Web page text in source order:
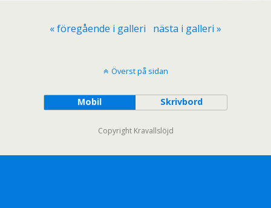
« föregående i galleri nästa i galleri »
Överst på sidan
Mobil Skrivbord
Copyright Kravallslöjd